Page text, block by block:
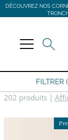
DÉCOUVREZ NOS
DÉCOUVREZ NOS
FILTRER
202 produits |